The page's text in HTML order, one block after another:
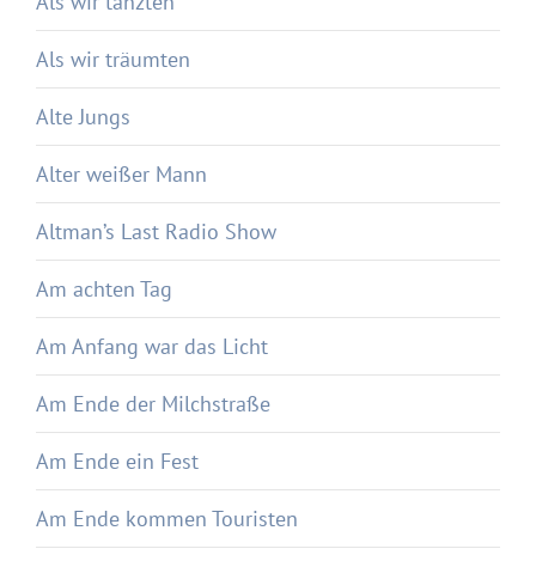
Als wir träumten
Alte Jungs
Alter weißer Mann
Altman’s Last Radio Show
Am achten Tag
Am Anfang war das Licht
Am Ende der Milchstraße
Am Ende ein Fest
Am Ende kommen Touristen